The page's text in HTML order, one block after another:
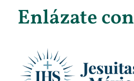
Enlázate con